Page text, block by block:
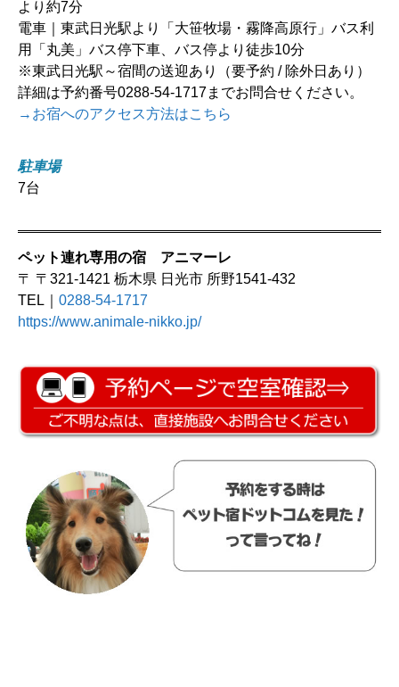
より約7分
電車｜東武日光駅より「大笹牧場・霧降高原行」バス利
用「丸美」バス停下車、バス停より徒歩10分
※東武日光駅～宿間の送迎あり（要予約 / 除外日あり）
詳細は予約番号0288-54-1717までお問合せください。
→お宿へのアクセス方法はこちら
駐車場
7台
ペット連れ専用の宿 アニマーレ
〒 〒321-1421 栃木県 日光市 所野1541-432
TEL｜ 0288-54-1717
https://www.animale-nikko.jp/